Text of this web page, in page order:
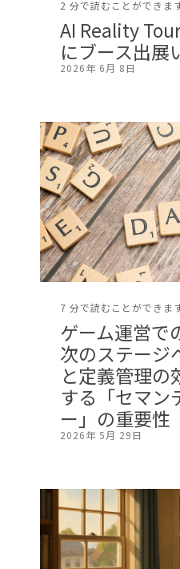
2 分で読むことができます
AI Reality
にブース出展
2026年 6月 8日
7 分で読むことができます
ゲーム運営で
次のステージ
と定義管理の
する「セマン
ー」の重要性
2026年 5月 29日